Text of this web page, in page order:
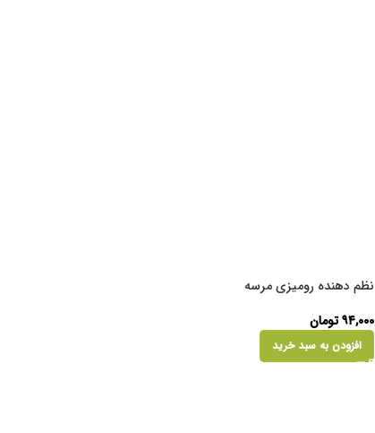
نظم دهنده رومیزی مرسه
۹۴,۰۰۰ تومان
افزودن به سبد خرید